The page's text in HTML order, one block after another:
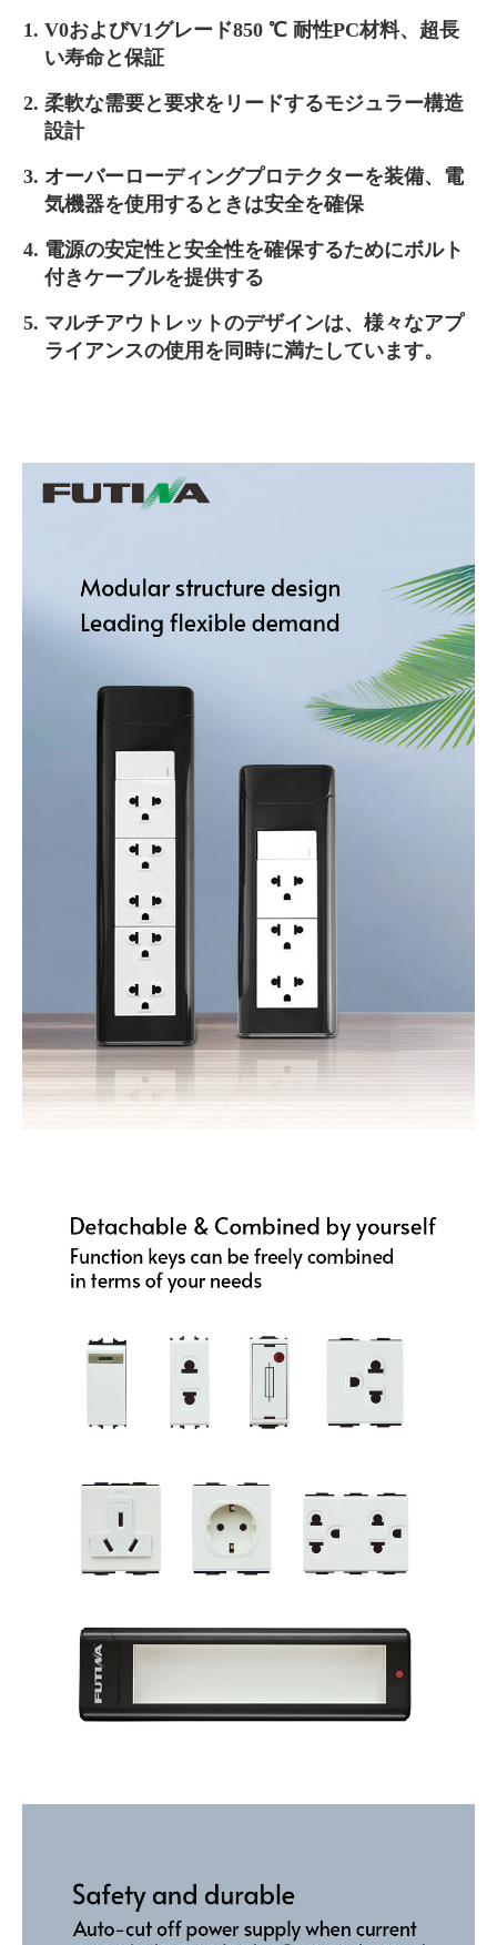
V0およびV1グレード850 ℃ 耐性PC材料、超長
い寿命と保証
柔軟な需要と要求をリードするモジュラー構造
設計
オーバーローディングプロテクターを装備、電
気機器を使用するときは安全を確保
電源の安定性と安全性を確保するためにボルト
付きケーブルを提供する
マルチアウトレットのデザインは、様々なアプ
ライアンスの使用を同時に満たしています。